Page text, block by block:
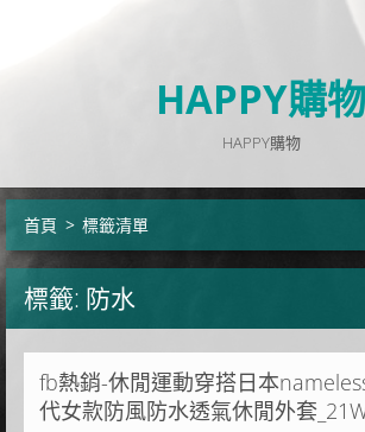
HAPPY購物
HAPPY購物
首頁 > 標籤清單
標籤: 防水
fb熱銷-休閒運動穿搭日本
代女款防風防水透氣休閒外套